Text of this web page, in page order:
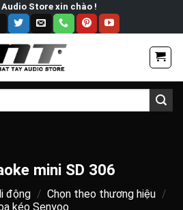
Store xin chào !
mini SD 306
động / Chọn theo thương hiệu /
kéo Senyoo